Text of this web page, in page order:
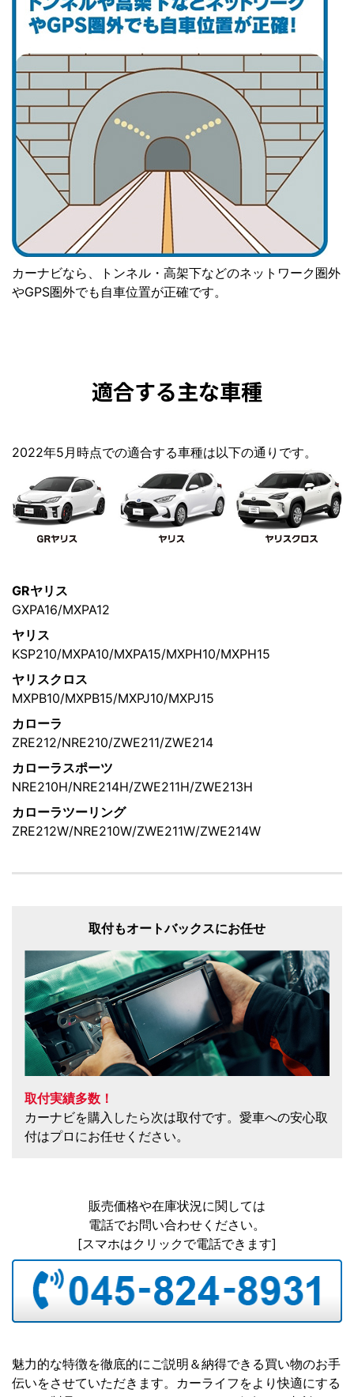
カーナビなら、トンネル・高架下などのネットワーク圏外
やGPS圏外でも自車位置が正確です。
適合する主な車種
2022年5月時点での適合する車種は以下の通りです。
GRヤリス
GXPA16/MXPA12
ヤリス
KSP210/MXPA10/MXPA15/MXPH10/MXPH15
ヤリスクロス
MXPB10/MXPB15/MXPJ10/MXPJ15
カローラ
ZRE212/NRE210/ZWE211/ZWE214
カローラスポーツ
NRE210H/NRE214H/ZWE211H/ZWE213H
カローラツーリング
ZRE212W/NRE210W/ZWE211W/ZWE214W
取付もオートバックスにお任せ
取付実績多数！
カーナビを購入したら次は取付です。愛車への安心取
付はプロにお任せください。
販売価格や在庫状況に関しては
電話でお問い合わせください。
[スマホはクリックで電話できます]
魅力的な特徴を徹底的にご説明＆納得できる買い物のお手
伝いをさせていただきます。カーライフをより快適にする